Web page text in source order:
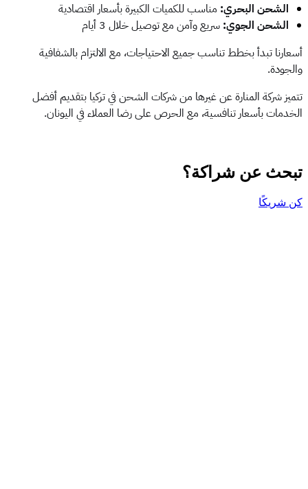
الشحن البحري: مناسب للكميات الكبيرة بأسعار اقتصادية
الشحن الجوي: سريع وآمن مع توصيل خلال 3 أيام
أسعارنا تبدأ بخطط تناسب جميع الاحتياجات، مع الالتزام بالشفافية
والجودة.
تتميز شركة المنارة عن غيرها من شركات الشحن في تركيا بتقديم أفضل
الخدمات بأسعار تنافسية، مع الحرص على رضا العملاء في اليونان.
تبحث عن شراكة؟
كن شريكًا